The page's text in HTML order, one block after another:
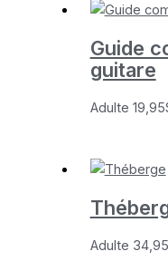
Guide
guitare
Adulte 19,95
Adulte 34,95